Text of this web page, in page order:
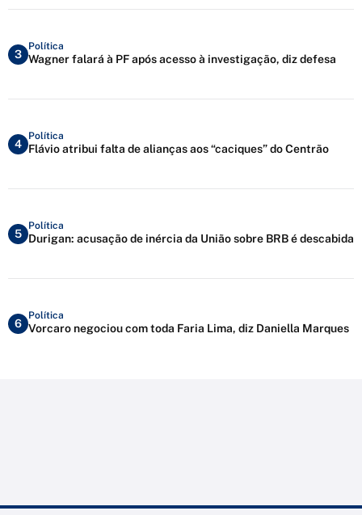
3
Política
Wagner falará à PF após acesso à investigação, diz defesa
4
Política
Flávio atribui falta de alianças aos “caciques” do Centrão
5
Política
Durigan: acusação de inércia da União sobre BRB é descabida
6
Política
Vorcaro negociou com toda Faria Lima, diz Daniella Marques